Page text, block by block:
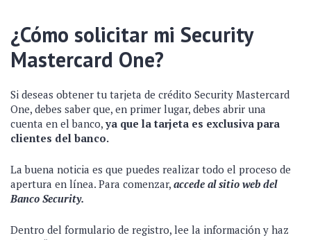
¿Cómo solicitar mi Security
Mastercard One?
Si deseas obtener tu tarjeta de crédito Security Mastercard
One, debes saber que, en primer lugar, debes abrir una
cuenta en el banco,ya que la tarjeta es exclusiva para
clientes del banco.
La buena noticia es que puedes realizar todo el proceso de
apertura en línea. Para comenzar, accede al sitio web del
Banco Security.
Dentro del formulario de registro, lee la información y haz